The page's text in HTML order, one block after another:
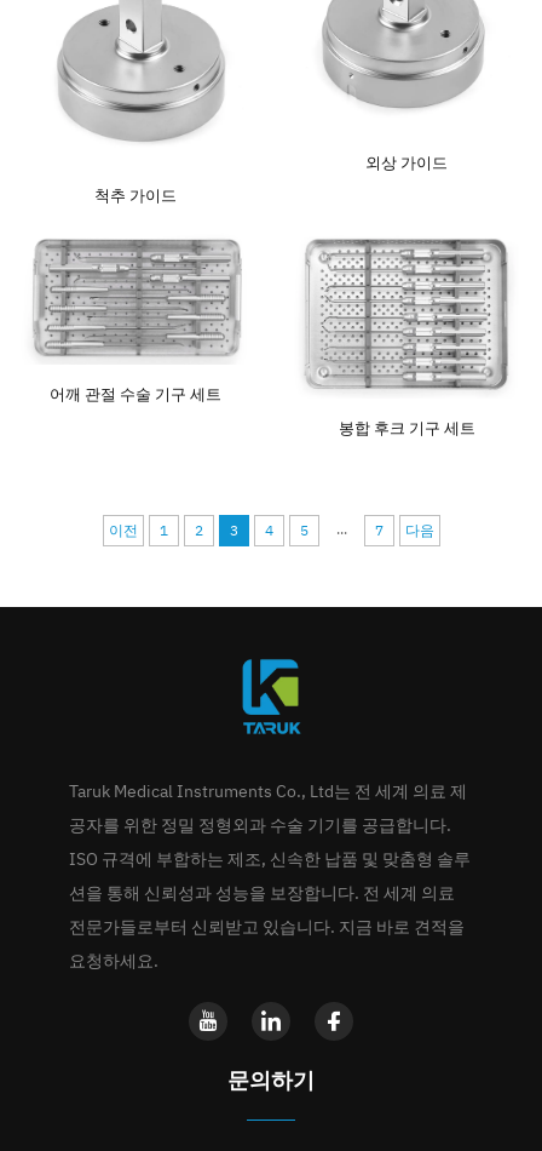
척추 가이드
외상 가이드
어깨 관절 수술 기구 세트
봉합 후크 기구 세트
이전 1 2 3 4 5 ... 7 다음
Taruk Medical Instruments Co., Ltd는 전 세계 의료 제
공자를 위한 정밀 정형외과 수술 기기를 공급합니다.
ISO 규격에 부합하는 제조, 신속한 납품 및 맞춤형 솔루
션을 통해 신뢰성과 성능을 보장합니다. 전 세계 의료
전문가들로부터 신뢰받고 있습니다. 지금 바로 견적을
요청하세요.
문의하기